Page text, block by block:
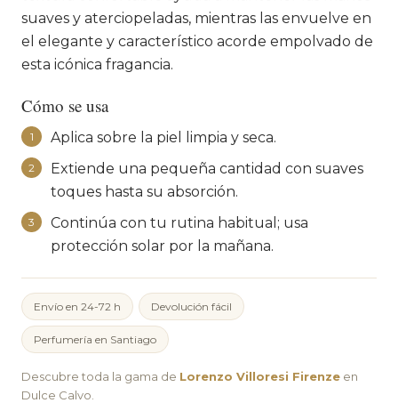
suaves y aterciopeladas, mientras las envuelve en
el elegante y característico acorde empolvado de
esta icónica fragancia.
Cómo se usa
1 Aplica sobre la piel limpia y seca.
2
Extiende una pequeña cantidad con suaves
toques hasta su absorción.
3
Continúa con tu rutina habitual; usa
protección solar por la mañana.
Envío en 24-72 h Devolución fácil
Perfumería en Santiago
Descubre toda la gama de Lorenzo Villoresi Firenze en
Dulce Calvo.